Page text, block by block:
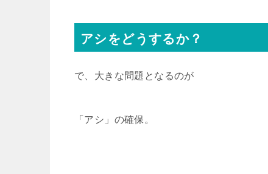
アシをどうするか？
で、大きな問題となるのが
「アシ」の確保。